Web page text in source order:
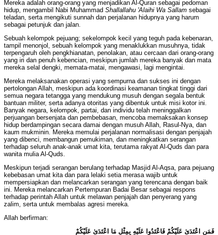
Mereka adalah orang-orang yang menjadikan Al-Quran sebagai pedoman
hidup, mengambil Nabi Muhammad Shallallahu 'Alaihi Wa Sallam sebagai
teladan, serta mengikuti sunnah dan perjalanan hidupnya yang harum
sebagai petunjuk dan jalan.
Sebuah kelompok pejuang; sekelompok kecil yang teguh pada kebenaran,
tampil menonjol, sebuah kelompok yang menaklukkan musuhnya, tidak
terpengaruh oleh pengkhianatan, penolakan, atau cercaan dari orang-orang
yang iri dan penuh kebencian, meskipun jumlah mereka banyak dan mata
mereka selal dengki, memata-matai, mengawasi, lagi mengintai.
Mereka melaksanakan operasi yang sempurna dan sukses ini dengan
pertolongan Allah, meskipun ada koordinasi keamanan tingkat tinggi dari
semua negara tetangga yang mendukung musuh dengan segala bentuk
bantuan militer, serta adanya otoritas yang dibentuk untuk misi kotor ini.
Banyak negara, kelompok, partai, dan individu telah meninggalkan
perjuangan bersenjata dan pembebasan, mencoba memaksakan konsep
hidup berdampingan secara damai dengan musuh Allah, Rasul-Nya, dan
kaum mukminin. Mereka memulai perjalanan normalisasi dengan penjajah
yang dibenci, membangun pemukiman, dan meningkatkan serangan
terhadap seluruh anak-anak umat kita, terutama rakyat Al-Quds dan para
wanita mulia Al-Quds.
Meskipun terjadi serangan berulang terhadap Masjid Al-Aqsa, para pejuang
kebebasan umat kita dan para lelaki setia merasa wajib untuk
mempersiapkan dan melancarkan serangan yang terencana dengan baik
ini. Mereka melancarkan Pertempuran Badai Besar sebagai respons
terhadap perintah Allah untuk melawan penjajah dan penyerang yang
zalim, serta untuk membalas agresi mereka.
Allah berfirman:
فَمَنِ اعْتَدَىٰ عَلَيْكُمْ فَاعْتَدُوا عَلَيْهِ بِمِثْلِ مَا اعْتَدَىٰ عَلَيْكُمْ